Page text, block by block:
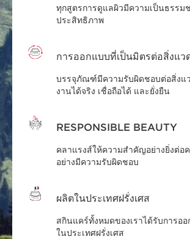
ทุกสูตรการดูแลผิวมีความเป็นธรรม
ประสิทธิภาพ
การออกแบบที่เป็นมิตรต่อสิ่งแว
บรรจุภัณฑ์มีความรับผิดชอบต่อสิ่งแ
งานได้จริง เชื่อถือได้ และยั่งยืน
RESPONSIBLE BEAUTY
คลาแรงส์ให้ความสำคัญอย่างยิ่งต่อ
อย่างมีความรับผิดชอบ
ผลิตในประเทศฝรั่งเศส
สกินแคร์ทั้งหมดของเราได้รับการอ
ในประเทศฝรั่งเศส